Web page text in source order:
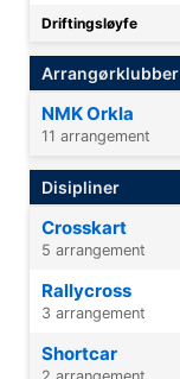
Driftingsløyfe
Arrangørklubber
NMK Orkla
11 arrangement
Disipliner
Crosskart
5 arrangement
Rallycross
3 arrangement
Shortcar